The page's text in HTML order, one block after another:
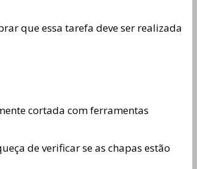
que essa tarefa deve ser realizada
cortada com ferramentas
de verificar se as chapas estão